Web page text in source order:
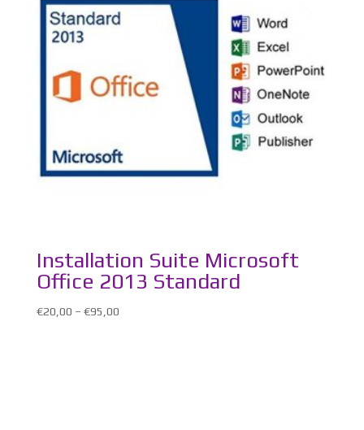
Installation Suite Microsoft
Office 2013 Standard
€20,00 – €95,00